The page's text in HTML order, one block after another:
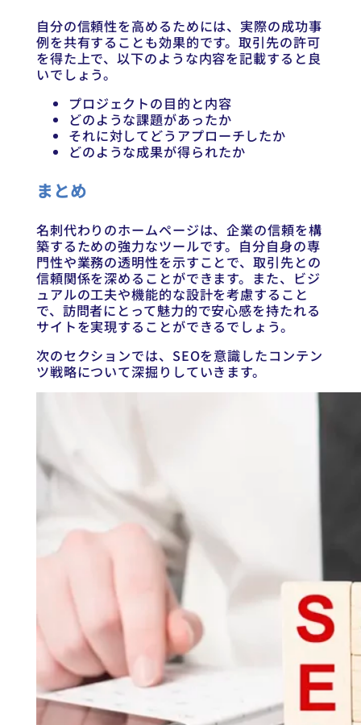
自分の信頼性を高めるためには、実際の成功事
例を共有することも効果的です。取引先の許可
を得た上で、以下のような内容を記載すると良
いでしょう。
プロジェクトの目的と内容
どのような課題があったか
それに対してどうアプローチしたか
どのような成果が得られたか
まとめ
名刺代わりのホームページは、企業の信頼を構
築するための強力なツールです。自分自身の専
門性や業務の透明性を示すことで、取引先との
信頼関係を深めることができます。また、ビジ
ュアルの工夫や機能的な設計を考慮すること
で、訪問者にとって魅力的で安心感を持たれる
サイトを実現することができるでしょう。
次のセクションでは、SEOを意識したコンテン
ツ戦略について深掘りしていきます。